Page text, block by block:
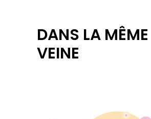
DANS LA MÊME
VEINE